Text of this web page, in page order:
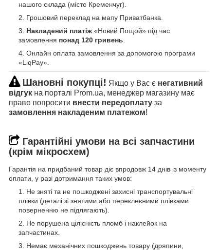
нашого склада (місто Кременчуг).
Грошовий переклад на мапу Приватбанка.
Накладений платіж «Новий Пощой» під час
замовлення понад 120 гривень
Онлайн оплата замовлення за допомогою програми
«LiqPay».
Шановні покупці! Якщо у Вас є негативний
відгук на порталі Prom.ua, менеджер магазину має
право попросити внести передоплату за
замовлення накладеним платежом!
Гарантійні умови на всі запчастини
(крім мікросхем)
Гарантія на придбаний товар діє впродовж 14 днів із моменту
оплати, у разі дотримання таких умов:
Не зняті та не пошкоджені захисні транспортувальні
плівки (деталі зі знятими або переклеєними плівками
поверненню не підлягають).
Не порушена цілісність пломб і наклейок на
запчастинах.
Немає механічних пошкоджень товару (дряпини,